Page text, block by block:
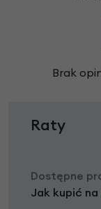
Brak
Raty
Dostępne
Jak kupić na